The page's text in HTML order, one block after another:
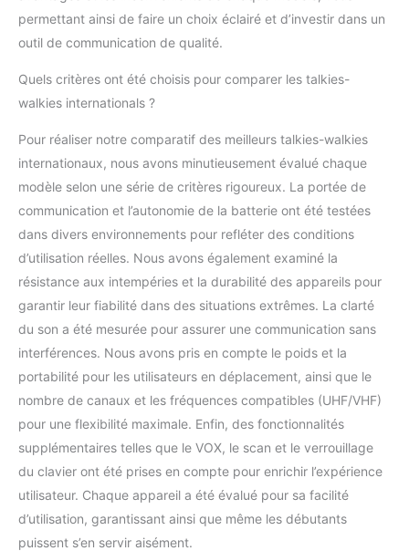
permettant ainsi de faire un choix éclairé et d’investir dans un
outil de communication de qualité.
Quels critères ont été choisis pour comparer les talkies-
walkies internationals ?
Pour réaliser notre comparatif des meilleurs talkies-walkies
internationaux, nous avons minutieusement évalué chaque
modèle selon une série de critères rigoureux. La portée de
communication et l’autonomie de la batterie ont été testées
dans divers environnements pour refléter des conditions
d’utilisation réelles. Nous avons également examiné la
résistance aux intempéries et la durabilité des appareils pour
garantir leur fiabilité dans des situations extrêmes. La clarté
du son a été mesurée pour assurer une communication sans
interférences. Nous avons pris en compte le poids et la
portabilité pour les utilisateurs en déplacement, ainsi que le
nombre de canaux et les fréquences compatibles (UHF/VHF)
pour une flexibilité maximale. Enfin, des fonctionnalités
supplémentaires telles que le VOX, le scan et le verrouillage
du clavier ont été prises en compte pour enrichir l’expérience
utilisateur. Chaque appareil a été évalué pour sa facilité
d’utilisation, garantissant ainsi que même les débutants
puissent s’en servir aisément.